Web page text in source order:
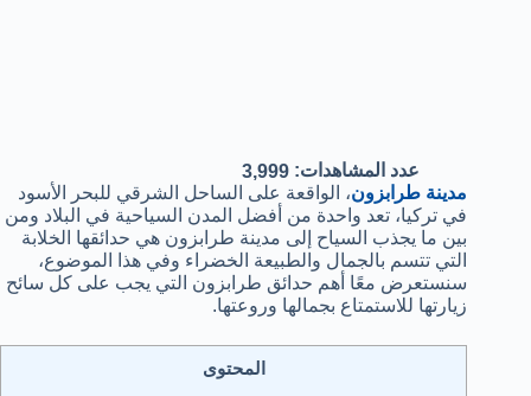
عدد المشاهدات: 3,999
مدينة طرابزون، الواقعة على الساحل الشرقي للبحر الأسود
في تركيا، تعد واحدة من أفضل المدن السياحية في البلاد ومن
بين ما يجذب السياح إلى مدينة طرابزون هي حدائقها الخلابة
التي تتسم بالجمال والطبيعة الخضراء وفي هذا الموضوع،
سنستعرض معًا أهم حدائق طرابزون التي يجب على كل سائح
زيارتها للاستمتاع بجمالها وروعتها.
المحتوى